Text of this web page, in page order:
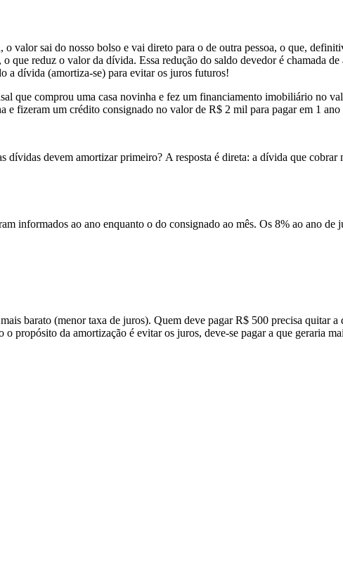
sai do nosso bolso e vai direto para o de outra pessoa, o que,
que reduz o valor da dívida. Essa redução do saldo devedor é chamada
a dívida (amortiza-se) para evitar os juros futuros!
que comprou uma casa novinha e fez um financiamento imobiliário no
fizeram um crédito consignado no valor de R$ 2 mil para pagar em 1
dívidas devem amortizar primeiro? A resposta é direta: a dívida que
informados ao ano enquanto o do consignado ao mês. Os 8% ao ano
barato (menor taxa de juros). Quem deve pagar R$ 500 precisa quitar
da amortização é evitar os juros, deve-se pagar a que geraria